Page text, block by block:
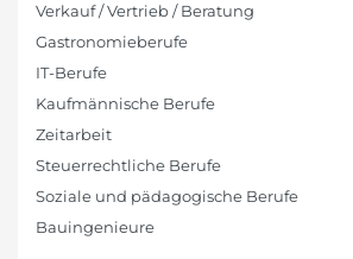
Verkauf / Vertrieb / Beratung
Gastronomieberufe
IT-Berufe
Kaufmännische Berufe
Zeitarbeit
Steuerrechtliche Berufe
Soziale und pädagogische Berufe
Bauingenieure